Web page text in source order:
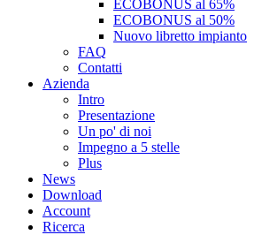
ECOBONUS al 65%
ECOBONUS al 50%
Nuovo libretto impianto
FAQ
Contatti
Azienda
Intro
Presentazione
Un po' di noi
Impegno a 5 stelle
Plus
News
Download
Account
Ricerca